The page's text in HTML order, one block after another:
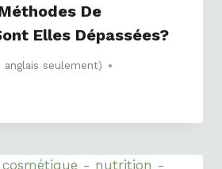
De
Elles Dépassées?
seulement)